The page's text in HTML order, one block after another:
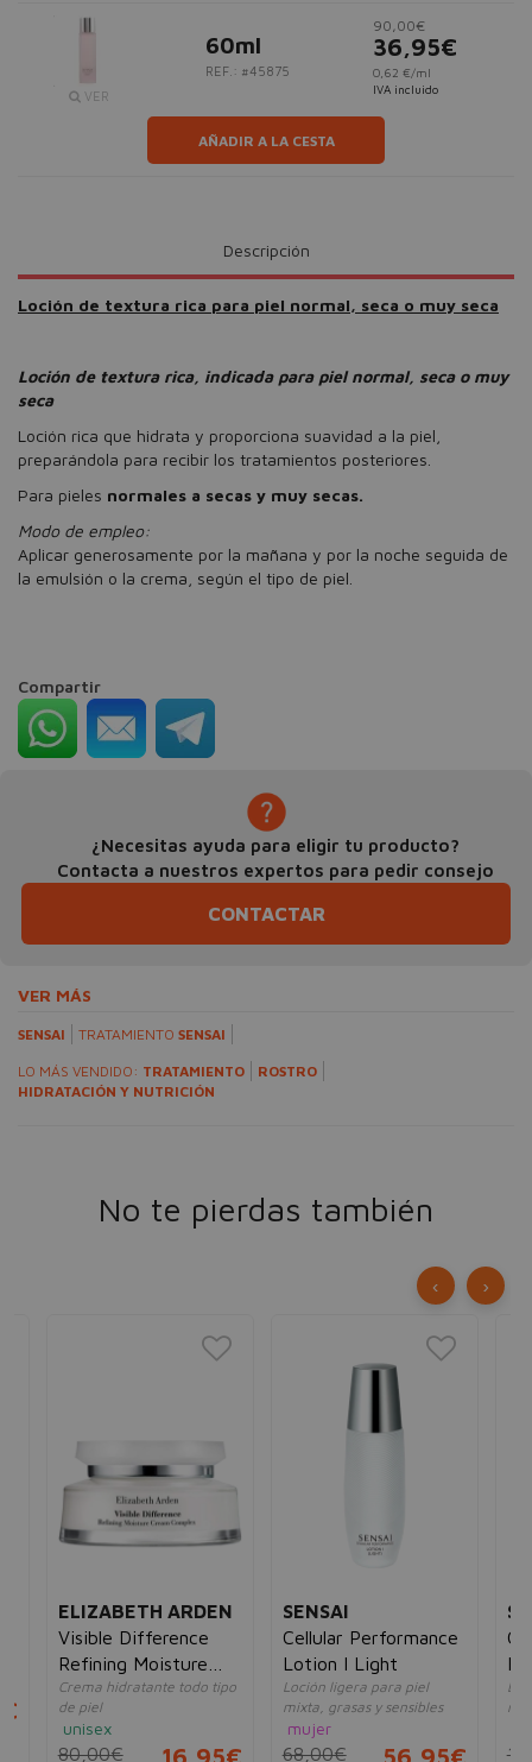
VER
60ml
REF.: #45875
90,00€
36,95€
0,62 €/ml
IVA incluido
AÑADIR A LA CESTA
Descripción
Loción de textura rica para piel normal, seca o muy seca
Loción de textura rica, indicada para piel normal, seca o muy
seca
Loción rica que hidrata y proporciona suavidad a la piel,
preparándola para recibir los tratamientos posteriores.
Para pieles normales a secas y muy secas.
Modo de empleo:
Aplicar generosamente por la mañana y por la noche seguida de
la emulsión o la crema, según el tipo de piel.
Compartir
¿Necesitas ayuda para eligir tu producto?
Contacta a nuestros expertos para pedir consejo
CONTACTAR
VER MÁS
SENSAI TRATAMIENTO SENSAI
LO MÁS VENDIDO: TRATAMIENTO
ROSTRO
HIDRATACIÓN Y NUTRICIÓN
No te pierdas también
ELIZABETH ARDEN
Visible Difference
Refining Moisture
Cream Complex
Crema hidratante todo tipo
de piel
unisex
80,00€
SENSAI
Cellular Performance
Lotion I Light
Loción ligera para piel
mixta, grasas y sensibles
mujer
68,00€
‹ ›